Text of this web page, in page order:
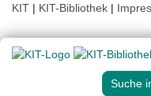
KIT | KIT-Bibliothek |
Suche